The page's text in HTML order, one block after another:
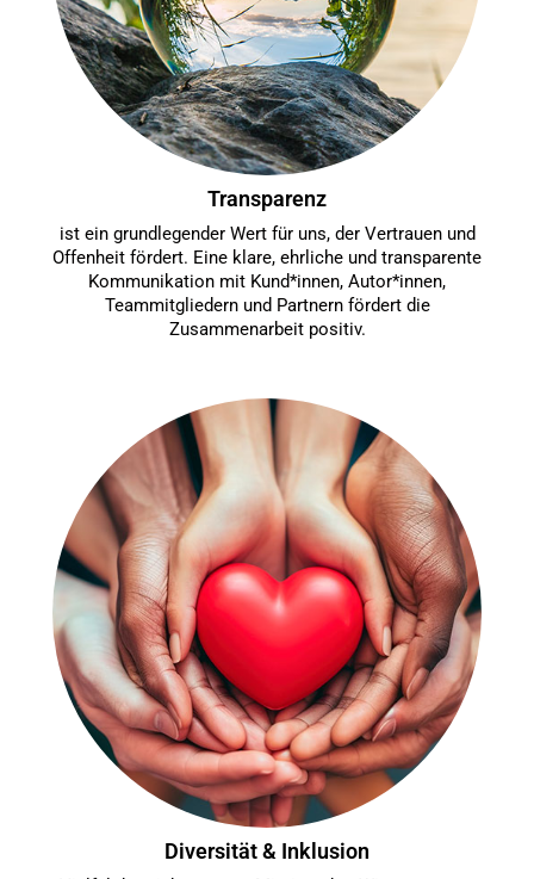
Transparenz
ist ein grundlegender Wert für uns, der Vertrauen und
Offenheit fördert. Eine klare, ehrliche und transparente
Kommunikation mit Kund*innen, Autor*innen,
Teammitgliedern und Partnern fördert die
Zusammenarbeit positiv.
Diversität & Inklusion